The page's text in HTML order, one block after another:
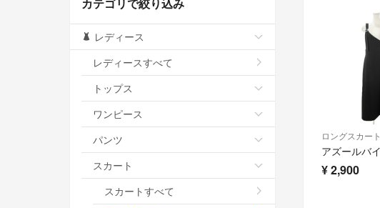
ロングスカート
¥2,900
レディース
レディースすべて
トップス
ワンピース
パンツ
スカート
スカートすべて